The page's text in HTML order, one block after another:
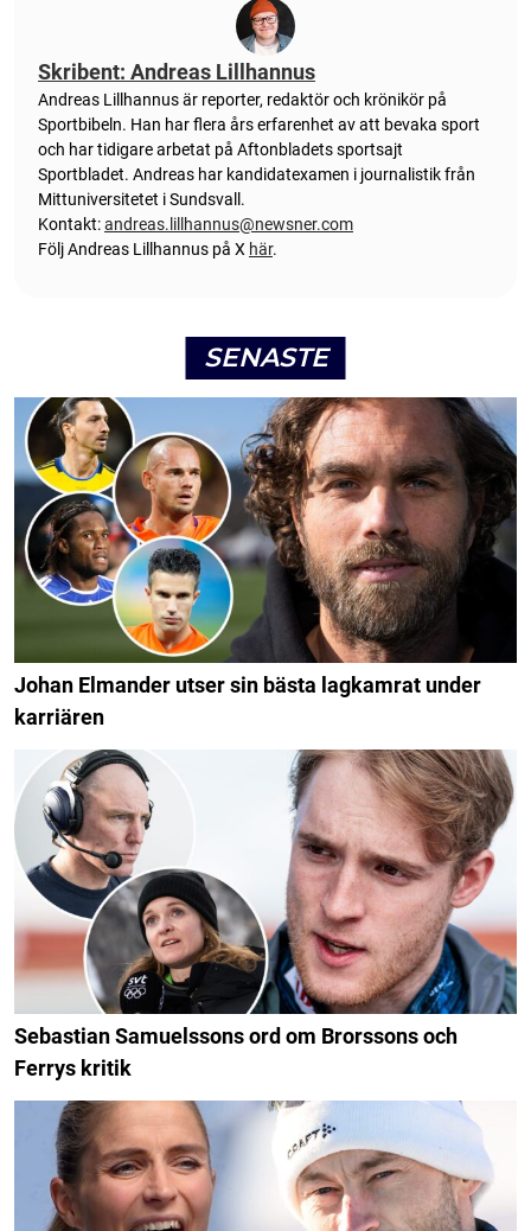
Skribent: Andreas Lillhannus
Andreas Lillhannus är reporter, redaktör och krönikör på
Sportbibeln. Han har flera års erfarenhet av att bevaka sport
och har tidigare arbetat på Aftonbladets sportsajt
Sportbladet. Andreas har kandidatexamen i journalistik från
Mittuniversitetet i Sundsvall.
Kontakt:andreas.lillhannus@newsner.com
Följ Andreas Lillhannus på X här.
SENASTE
Johan Elmander utser sin bästa lagkamrat under
karriären
Sebastian Samuelssons ord om Brorssons och
Ferrys kritik